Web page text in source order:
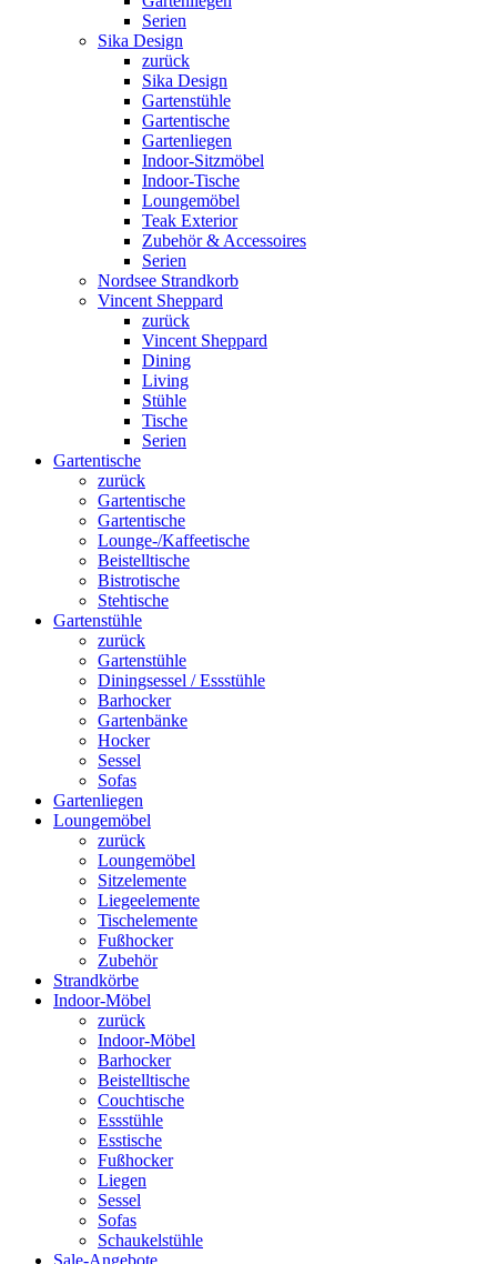
Serien
Sika Design
zurück
Sika Design
Gartenstühle
Gartentische
Gartenliegen
Indoor-Sitzmöbel
Indoor-Tische
Loungemöbel
Teak Exterior
Zubehör & Accessoires
Serien
Nordsee Strandkorb
Vincent Sheppard
zurück
Vincent Sheppard
Dining
Living
Stühle
Tische
Serien
Gartentische
zurück
Gartentische
Gartentische
Lounge-/Kaffeetische
Beistelltische
Bistrotische
Stehtische
Gartenstühle
zurück
Gartenstühle
Diningsessel / Essstühle
Barhocker
Gartenbänke
Hocker
Sessel
Sofas
Gartenliegen
Loungemöbel
zurück
Loungemöbel
Sitzelemente
Liegeelemente
Tischelemente
Fußhocker
Zubehör
Strandkörbe
Indoor-Möbel
zurück
Indoor-Möbel
Barhocker
Beistelltische
Couchtische
Essstühle
Esstische
Fußhocker
Liegen
Sessel
Sofas
Schaukelstühle
Sale-Angebote